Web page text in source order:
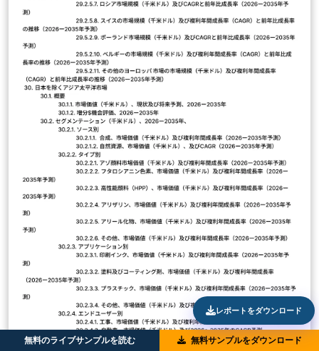
無料のライブサンプルを読む 無料サンプルをダウンロード
レポートをダウンロード